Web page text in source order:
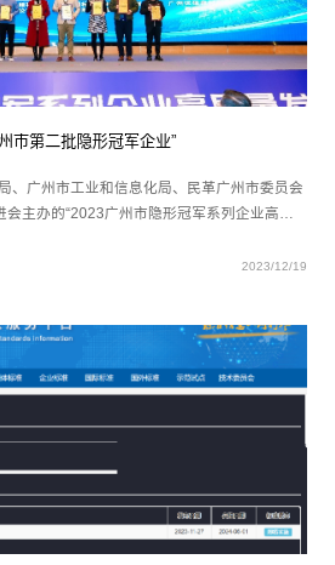
市第二批隐形冠军企业”
、广州市工业和信息化局、民革广州市委员会
主办的“2023广州市隐形冠军系列企业高质
技术水平、创新能力、市场地位、发展前景
2023/12/19